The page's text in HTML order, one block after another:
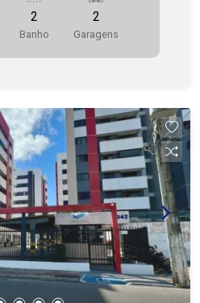
oferece todo
Sala de
Espaço
e Quadra Poliesportiva
Espaço Gourmet Piscina
Salão de Festas e Salão
Espaço Kids Áreas
uma visita, clique no
Nossa equipe está
2
Banho
2
Garagens